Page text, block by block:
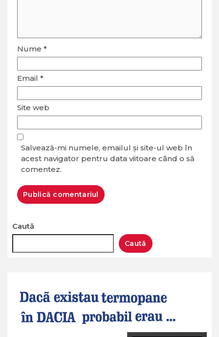
Nume *
Email *
Site web
Salvează-mi numele, emailul și site-ul web în
acest navigator pentru data viitoare când o să
comentez.
Caută
Caută